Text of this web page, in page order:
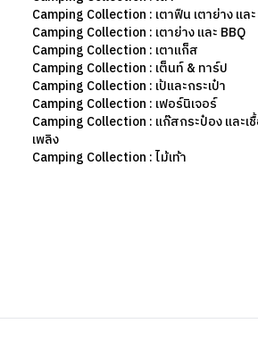
Camping Collection : เตาฟืน เตาย่าง แล
Camping Collection : เตาย่าง และ BBQ
Camping Collection : เตาแก็ส
Camping Collection : เต็นท์ & ทาร์ป
Camping Collection : เป้และกระเป๋า
Camping Collection : เฟอร์นิเจอร์
Camping Collection : แก๊สกระป๋อง และเ
เพลิง
Camping Collection : ไม้เท้า